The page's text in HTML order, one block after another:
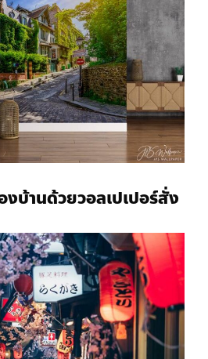
บ้านด้วยวอลเปเปอร์สั่ง